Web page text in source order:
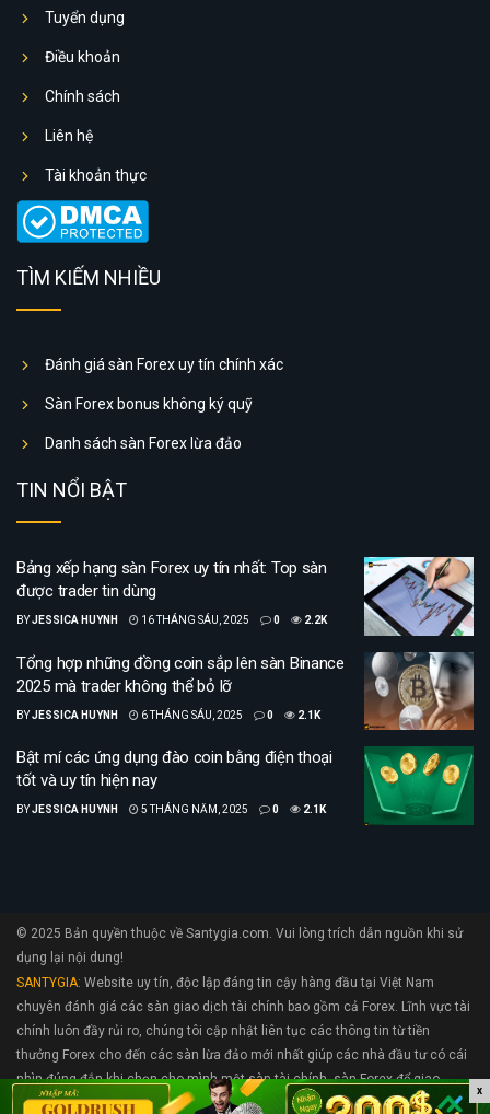
Tuyển dụng
Điều khoản
Chính sách
Liên hệ
Tài khoản thực
TÌM KIẾM NHIỀU
Đánh giá sàn Forex uy tín chính xác
Sàn Forex bonus không ký quỹ
Danh sách sàn Forex lừa đảo
TIN NỔI BẬT
Bảng xếp hạng sàn Forex uy tín nhất: Top sàn
được trader tin dùng
BYJESSICA HUYNH 16 THÁNG SÁU, 2025 0 2.2K
Tổng hợp những đồng coin sắp lên sàn Binance
2025 mà trader không thể bỏ lỡ
BYJESSICA HUYNH 6 THÁNG SÁU, 2025 0 2.1K
Bật mí các ứng dụng đào coin bằng điện thoại
tốt và uy tín hiện nay
BYJESSICA HUYNH 5 THÁNG NĂM, 2025 0 2.1K
© 2025 Bản quyền thuộc về Santygia.com. Vui lòng trích dẫn nguồn khi sử
dụng lại nội dung!
SANTYGIA: Website uy tín, độc lập đáng tin cậy hàng đầu tại Việt Nam
chuyên đánh giá các sàn giao dịch tài chính bao gồm cả Forex. Lĩnh vực tài
chính luôn đầy rủi ro, chúng tôi cập nhật liên tục các thông tin từ tiền
thưởng Forex cho đến các sàn lừa đảo mới nhất giúp các nhà đầu tư có cái
nhìn đúng đắn khi chọn cho mình một sàn tài chính, sàn Forex để giao
dịch.. Nếu bạn cần hỗ trợ hãy liên hệ với chúng tôi tại
x